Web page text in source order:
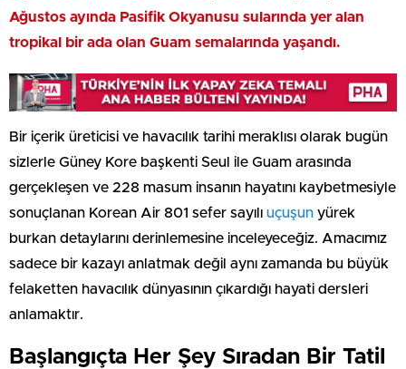
Ağustos ayında Pasifik Okyanusu sularında yer alan
tropikal bir ada olan Guam semalarında yaşandı.
Bir içerik üreticisi ve havacılık tarihi meraklısı olarak bugün
sizlerle Güney Kore başkenti Seul ile Guam arasında
gerçekleşen ve 228 masum insanın hayatını kaybetmesiyle
sonuçlanan Korean Air 801 sefer sayılı uçuşun yürek
burkan detaylarını derinlemesine inceleyeceğiz. Amacımız
sadece bir kazayı anlatmak değil aynı zamanda bu büyük
felaketten havacılık dünyasının çıkardığı hayati dersleri
anlamaktır.
Başlangıçta Her Şey Sıradan Bir Tatil